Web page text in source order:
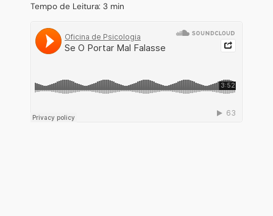
Tempo de Leitura: 3 min